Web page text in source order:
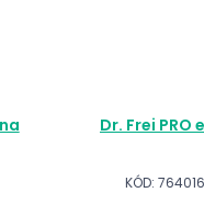
Dr. Frei
KÓD: